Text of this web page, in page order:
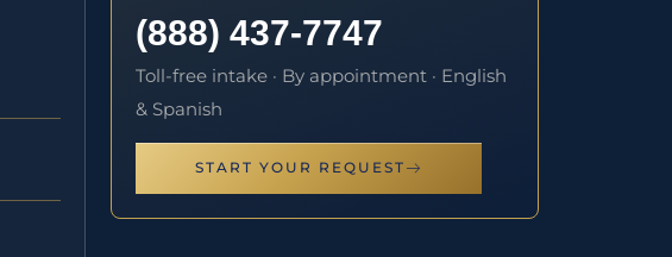
(888) 437-7747
Toll-free intake · By appointment · English
& Spanish
START YOUR REQUEST